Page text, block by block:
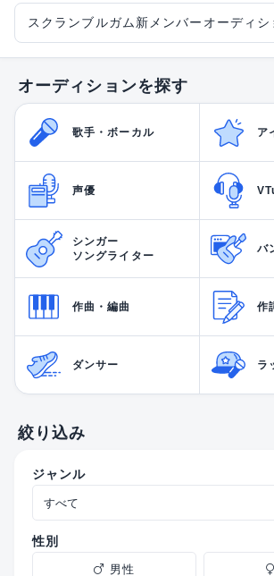
スクランブルガム新メンバーオーディシ
オーディションを探す
歌手・ボーカル ア
声優
シンガー
ソングライター
バ
作曲・編曲 作
ダンサー ラ
絞り込み
ジャンル
性別
男性